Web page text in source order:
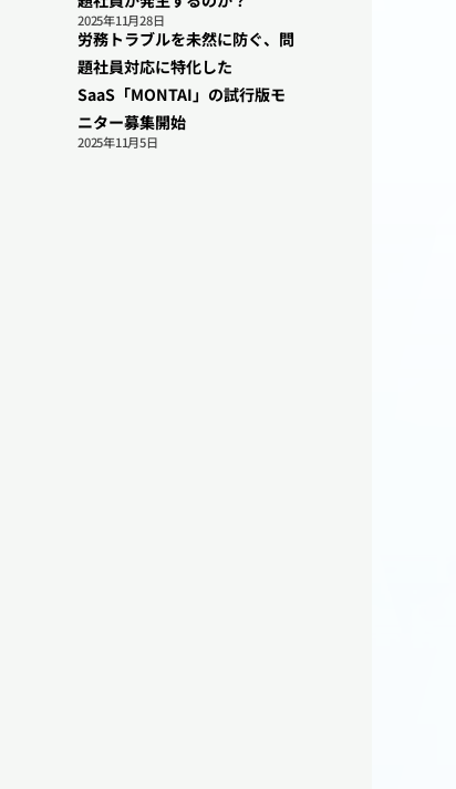
2025年11月28日
労務トラブルを未然に防ぐ、問
題社員対応に特化した
SaaS「MONTAI」の試行版モ
ニター募集開始
2025年11月5日